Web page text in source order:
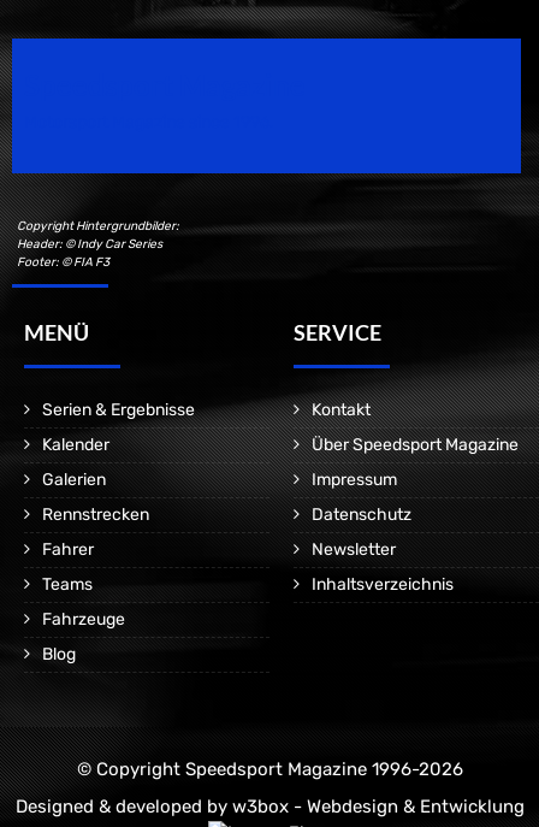
Copyright Hintergrundbilder:
Header: © Indy Car Series
Footer: © FIA F3
MENÜ
Serien & Ergebnisse
Kalender
Galerien
Rennstrecken
Fahrer
Teams
Fahrzeuge
Blog
SERVICE
Kontakt
Über Speedsport Magazine
Impressum
Datenschutz
Newsletter
Inhaltsverzeichnis
© Copyright Speedsport Magazine 1996-2026
Designed & developed by w3box - Webdesign & Entwicklung